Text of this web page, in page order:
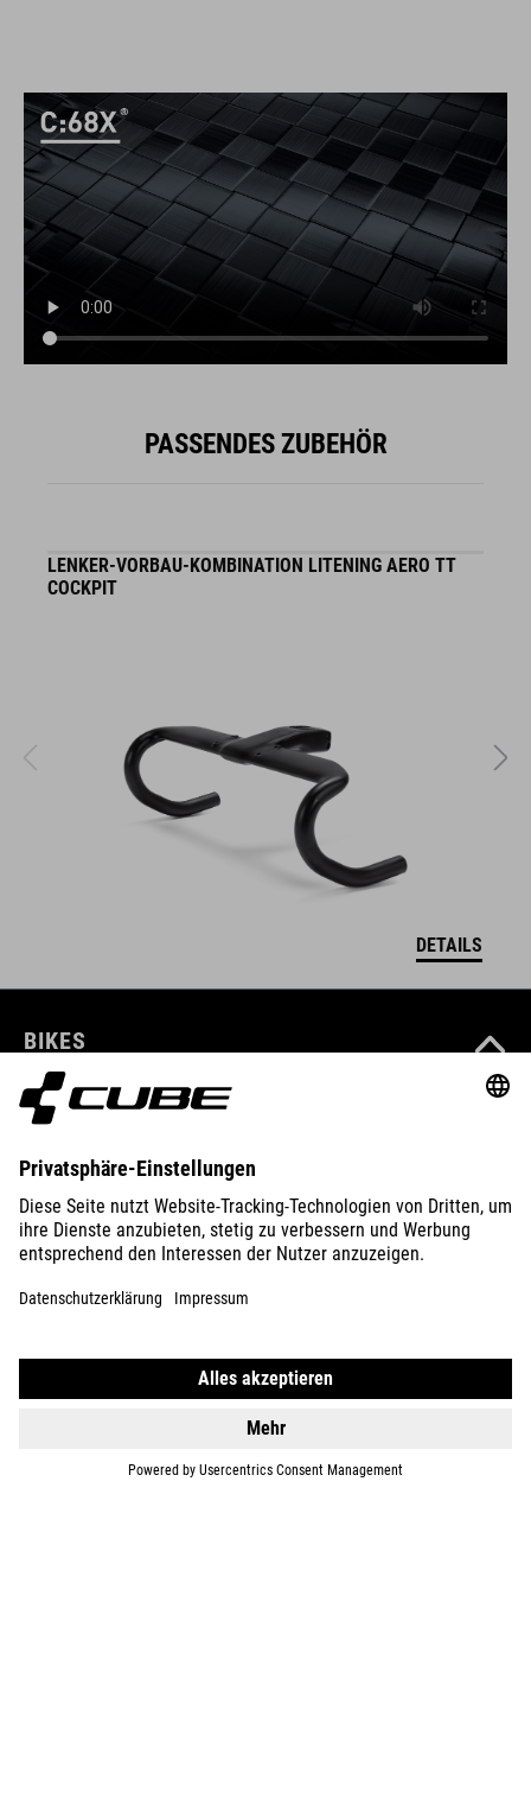
PASSENDES ZUBEHÖR
LENKER-VORBAU-KOMBINATION LITENING AERO TT
COCKPIT
DETAILS
BIKES
E-BIKES
KIDS
GEAR
EQUIPMENT